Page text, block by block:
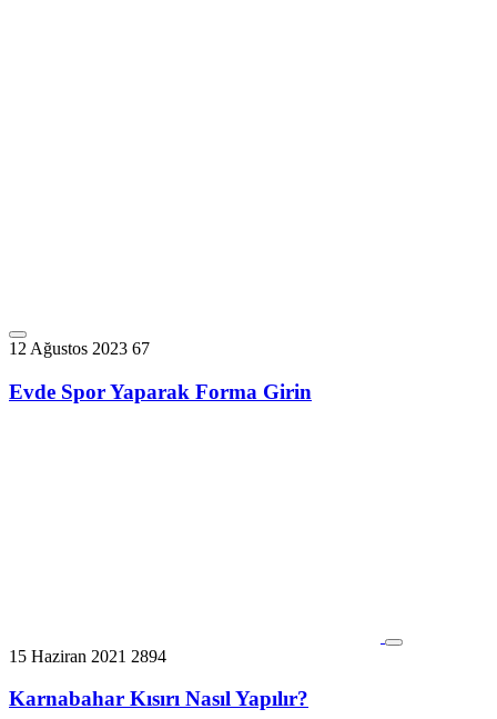
12 Ağustos 2023 67
Evde Spor Yaparak Forma Girin
15 Haziran 2021 2894
Karnabahar Kısırı Nasıl Yapılır?